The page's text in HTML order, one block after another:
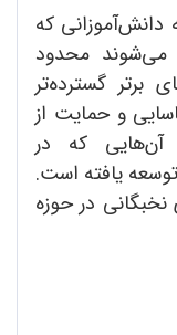
دانش‌آموزانی که
می‌شوند محدود
برتر گسترده‌تر
و حمایت از
آن‌هایی که در
یافته است.
نخبگانی در حوزه